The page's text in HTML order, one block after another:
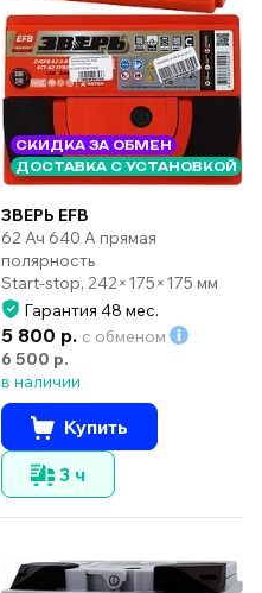
СКИДКА ЗА ОБМЕН
ДОСТАВКА С УСТАНОВКОЙ
ЗВЕРЬ EFB
62 Ач 640 А прямая
полярность
Start-stop, 242×175×175 мм
Гарантия 48 мес.
5 800 р. с обменом
6 500 р.
в наличии
Купить
3 ч